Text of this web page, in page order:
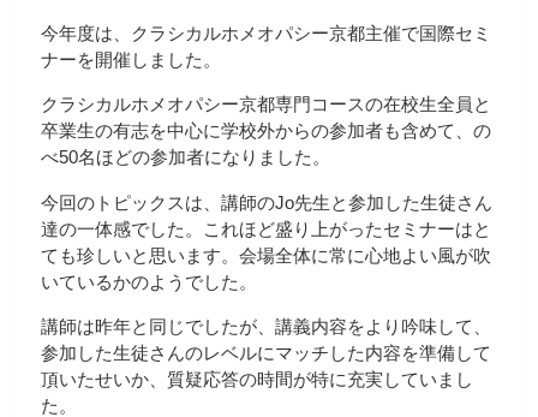
今年度は、クラシカルホメオパシー京都主催で国際セミ
ナーを開催しました。
クラシカルホメオパシー京都専門コースの在校生全員と
卒業生の有志を中心に学校外からの参加者も含めて、の
べ50名ほどの参加者になりました。
今回のトピックスは、講師のJo先生と参加した生徒さん
達の一体感でした。これほど盛り上がったセミナーはと
ても珍しいと思います。会場全体に常に心地よい風が吹
いているかのようでした。
講師は昨年と同じでしたが、講義内容をより吟味して、
参加した生徒さんのレベルにマッチした内容を準備して
頂いたせいか、質疑応答の時間が特に充実していまし
た。